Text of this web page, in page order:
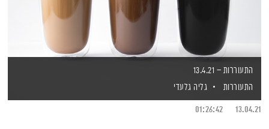
התעוררות – 13.4.21
התעוררות
גליה גלעדי
13.04.21
01:26:42